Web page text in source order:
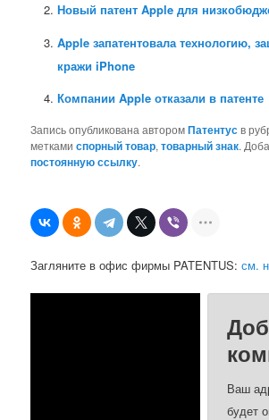
Новый патент Apple для
Apple запатентовала технологию,
кражи iPhone
Компании Apple отказали в патенте
Запись опубликована авторомПатентусв
меткамиспорный товар,товарный знак.
постоянную ссылку.
Загляните в офис фирмы PATENTUS:см.
Ваш
будет